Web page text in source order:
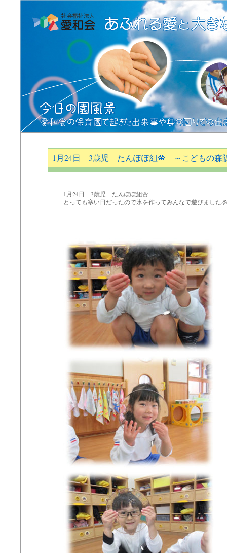
1月24日 3歳児 たんぽぽ組🌼 ～こどもの森
1月24日 3歳児 たんぽぽ組🌼
とっても寒い日だったので氷を作ってみんなで遊びました